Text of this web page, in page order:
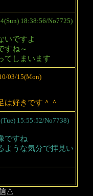
18:38:56/No7725)
いですよ
すね～
てしまいます
03/15(Mon)
は好きです＾＾
15:55:52/No7738)
ですね
ような気分で拝見い
△